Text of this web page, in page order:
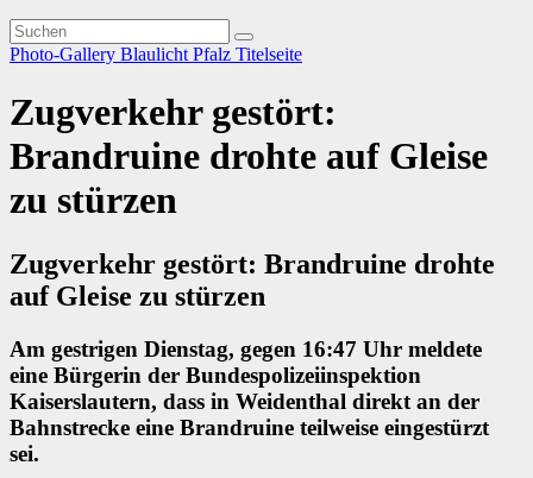
Photo-Gallery Blaulicht Pfalz Titelseite
Zugverkehr gestört:
Brandruine drohte auf Gleise
zu stürzen
Zugverkehr gestört: Brandruine drohte
auf Gleise zu stürzen
Am gestrigen Dienstag, gegen 16:47 Uhr meldete
eine Bürgerin der Bundespolizeiinspektion
Kaiserslautern, dass in Weidenthal direkt an der
Bahnstrecke eine Brandruine teilweise eingestürzt
sei.